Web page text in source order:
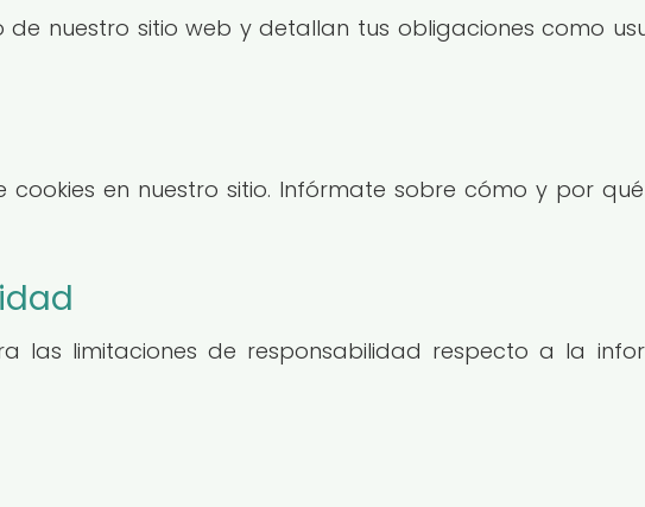
de nuestro sitio web y detallan tus obligaciones como
cookies en nuestro sitio. Infórmate sobre cómo y por
las limitaciones de responsabilidad respecto a la